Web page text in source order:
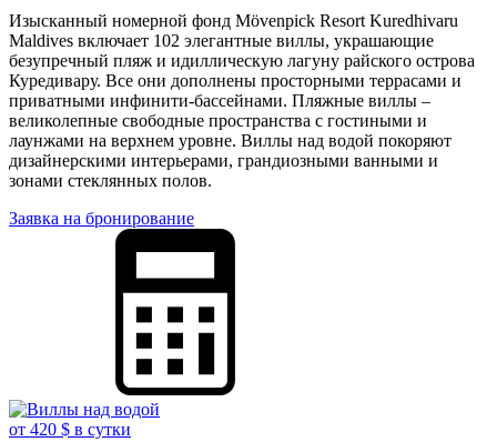
Изысканный номерной фонд Mövenpick Resort Kuredhivaru
Maldives включает 102 элегантные виллы, украшающие
безупречный пляж и идиллическую лагуну райского острова
Куредивару. Все они дополнены просторными террасами и
приватными инфинити-бассейнами. Пляжные виллы –
великолепные свободные пространства с гостиными и
лаунжами на верхнем уровне. Виллы над водой покоряют
дизайнерскими интерьерами, грандиозными ванными и
зонами стеклянных полов.
Заявка на бронирование
от 420 $ в сутки